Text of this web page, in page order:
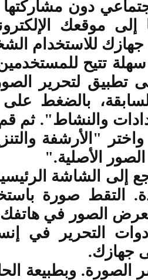
دون
إلى موقعك
للاستخدام
تتيح
تطبيق لتحرير
بالضغط
والنشاط". ثم
"الأرشفة
الأصلية".
إلى الشاشة
التقط صورة
الصور في هاتفك.
التحرير في
جهازك.
الصورة. وبطبيعة